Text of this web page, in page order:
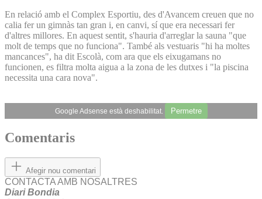
En relació amb el Complex Esportiu, des d'Avancem creuen que no
calia fer un gimnàs tan gran i, en canvi, sí que era necessari fer
d'altres millores. En aquest sentit, s'hauria d'arreglar la sauna "que
molt de temps que no funciona". També als vestuaris "hi ha moltes
mancances", ha dit Escolà, com ara que els eixugamans no
funcionen, es filtra molta aigua a la zona de les dutxes i "la piscina
necessita una cara nova".
Google Adsense està deshabilitat. Permetre
Comentaris
Afegir nou comentari
CONTACTA AMB NOSALTRES
Diari Bondia